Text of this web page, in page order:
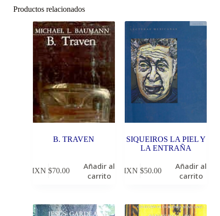
Productos relacionados
B. TRAVEN
MXN $70.00
Añadir al
carrito
SIQUEIROS LA PIEL Y
LA ENTRAÑA
MXN $50.00
Añadir al
carrito